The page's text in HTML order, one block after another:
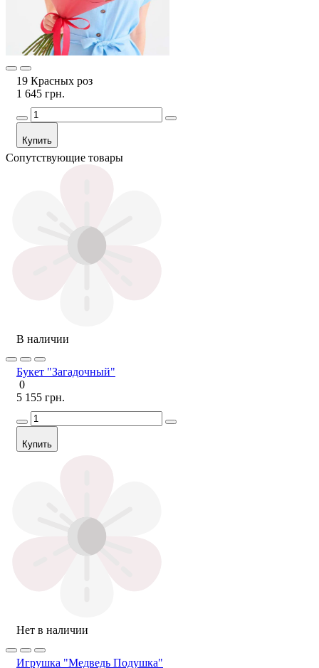
19 Красных роз
1 645 грн.
Купить
Сопутствующие товары
В наличии
Букет "Загадочный"
0
5 155 грн.
Купить
Нет в наличии
Игрушка "Медведь Подушка"